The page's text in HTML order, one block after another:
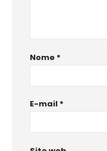
Nome *
E-mail *